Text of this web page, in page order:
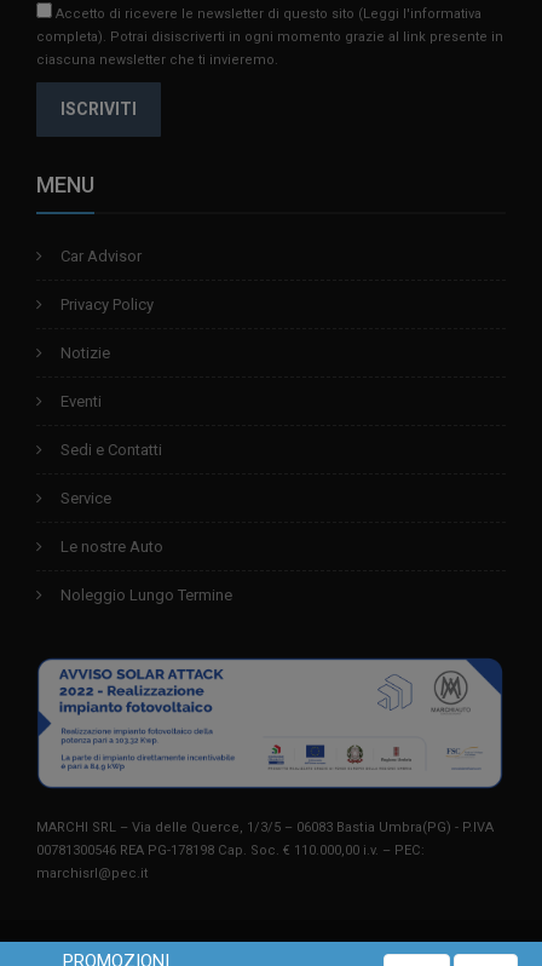
Accetto di ricevere le newsletter di questo sito (Leggi l'informativa
completa). Potrai disiscriverti in ogni momento grazie al link presente in
ciascuna newsletter che ti invieremo.
ISCRIVITI
MENU
Car Advisor
Privacy Policy
Notizie
Eventi
Sedi e Contatti
Service
Le nostre Auto
Noleggio Lungo Termine
MARCHI SRL – Via delle Querce, 1/3/5 – 06083 Bastia Umbra(PG) - P.IVA
00781300546 REA PG-178198 Cap. Soc. € 110.000,00 i.v. – PEC:
marchisrl@pec.it
©2023MARCHI AUTO , TUTTI I DIRITTI RISERVATI.
PROMOZIONI X
Questo sito utilizza solo cookie tecnici. Chiudendo questo banner o